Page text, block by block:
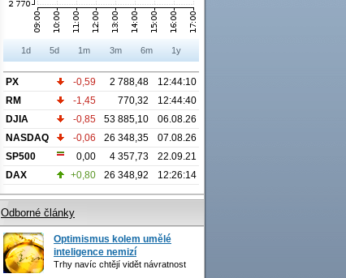
1d 5d 1m 3m 6m 1y
PX -0,59 2 788,48
12:44:10
RM
-1,45 770,32
12:44:40
DJIA
-0,85 53 885,10
06.08.26
NASDAQ
-0,06 26 348,35
07.08.26
SP500
0,00 4 357,73
22.09.21
DAX
+0,80 26 348,92 12:26:14
Odborné články
Optimismus kolem umělé
inteligence nemizí
Trhy navíc chtějí vidět návratnost